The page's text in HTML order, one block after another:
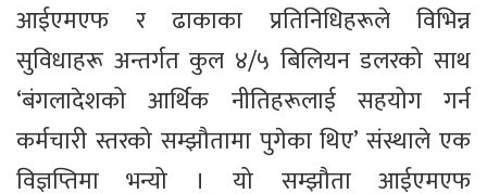
आईएमएफ र ढाकाका प्रतिनिधिहरूले विभिन्न
सुविधाहरू अन्तर्गत कुल ४/५ बिलियन डलरको साथ
‘बंगलादेशको आर्थिक नीतिहरूलाई सहयोग गर्न
कर्मचारी स्तरको सम्झौतामा पुगेका थिए’ संस्थाले एक
विज्ञप्तिमा भन्यो । यो सम्झौता आईएमएफ